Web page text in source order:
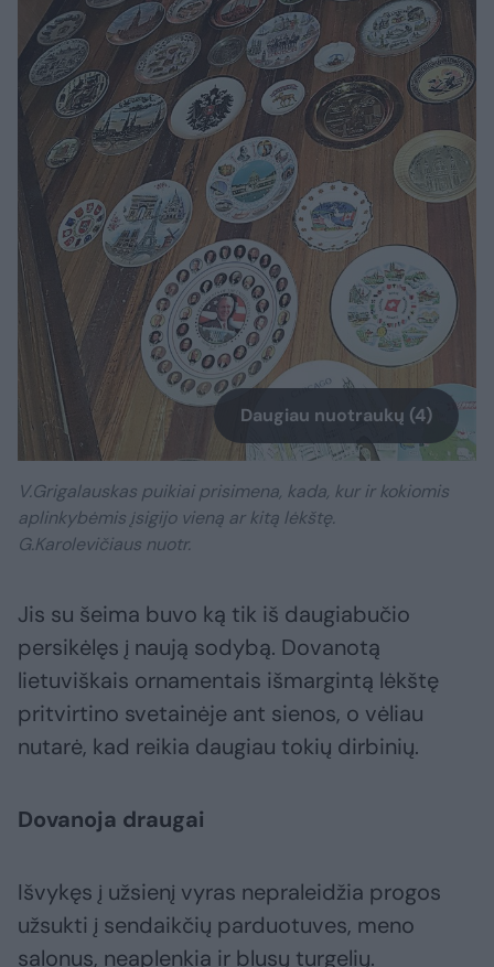
Daugiau nuotraukų (4)
V.Grigalauskas puikiai prisimena, kada, kur ir kokiomis
aplinkybėmis įsigijo vieną ar kitą lėkštę.
G.Karolevičiaus nuotr.
Jis su šeima buvo ką tik iš daugiabučio
persikėlęs į naują sodybą. Dovanotą
lietuviškais ornamentais išmargintą lėkštę
pritvirtino svetainėje ant sienos, o vėliau
nutarė, kad reikia daugiau tokių dirbinių.
Dovanoja draugai
Išvykęs į užsienį vyras nepraleidžia progos
užsukti į sendaikčių parduotuves, meno
salonus, neaplenkia ir blusų turgelių.